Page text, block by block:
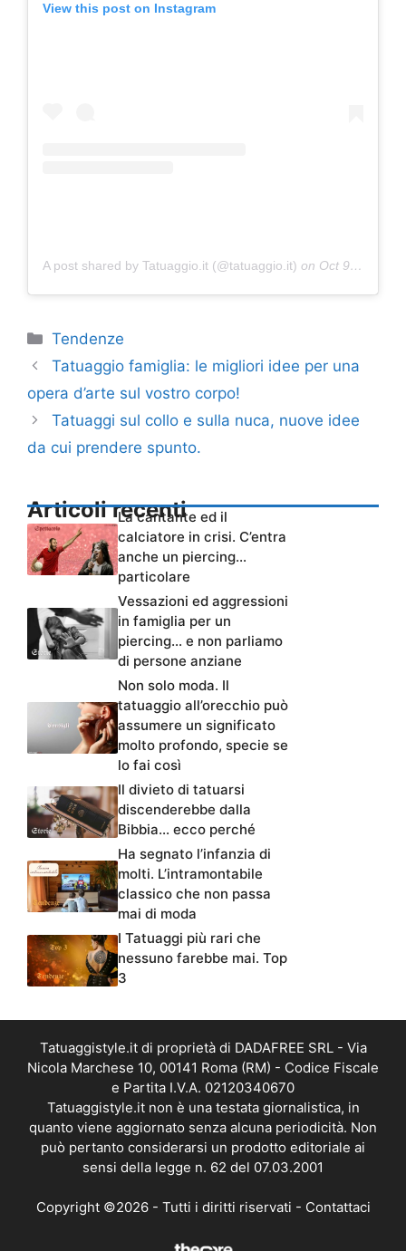
View this post on Instagram
A post shared by Tatuaggio.it (@tatuaggio.it) on Oct 9, 2018 at 2:00pm PDT
Categorie
Tendenze
Tatuaggio famiglia: le migliori idee per una
opera d’arte sul vostro corpo!
Tatuaggi sul collo e sulla nuca, nuove idee
da cui prendere spunto.
Articoli recenti
La cantante ed il
calciatore in crisi. C’entra
anche un piercing…
particolare
Vessazioni ed aggressioni
in famiglia per un
piercing… e non parliamo
di persone anziane
Non solo moda. Il
tatuaggio all’orecchio può
assumere un significato
molto profondo, specie se
lo fai così
Il divieto di tatuarsi
discenderebbe dalla
Bibbia… ecco perché
Ha segnato l’infanzia di
molti. L’intramontabile
classico che non passa
mai di moda
I Tatuaggi più rari che
nessuno farebbe mai. Top
3
Tatuaggistyle.it di proprietà di DADAFREE SRL - Via
Nicola Marchese 10, 00141 Roma (RM) - Codice Fiscale
e Partita I.V.A. 02120340670
Tatuaggistyle.it non è una testata giornalistica, in
quanto viene aggiornato senza alcuna periodicità. Non
può pertanto considerarsi un prodotto editoriale ai
sensi della legge n. 62 del 07.03.2001
Copyright ©2026 - Tutti i diritti riservati - Contattaci